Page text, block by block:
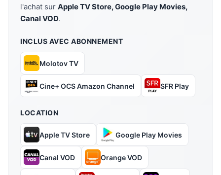
l'achat sur Apple TV Store, Google Play Movies,
Canal VOD.
INCLUS AVEC ABONNEMENT
Molotov TV
Cine+ OCS Amazon Channel SFR Play
LOCATION
Apple TV Store Google Play Movies
Canal VOD Orange VOD